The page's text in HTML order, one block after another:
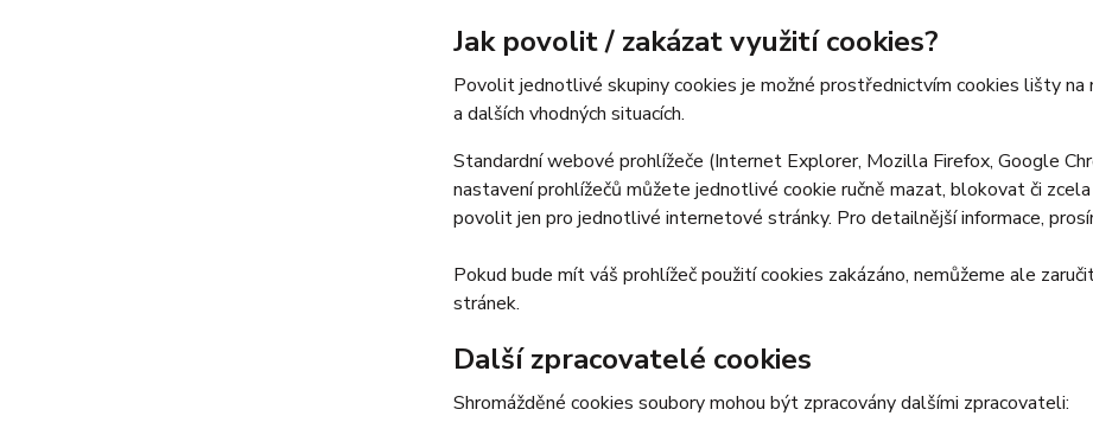
Jak povolit / zakázat využití cookies?
Povolit jednotlivé skupiny cookies je možné prostřednictvím cookies lišty na
a dalších vhodných situacích.
Standardní webové prohlížeče (Internet Explorer, Mozilla Firefox, Google
nastavení prohlížečů můžete jednotlivé cookie ručně mazat, blokovat či
povolit jen pro jednotlivé internetové stránky. Pro detailnější informace,
Pokud bude mít váš prohlížeč použití cookies zakázáno, nemůžeme ale
stránek.
Další zpracovatelé cookies
Shromážděné cookies soubory mohou být zpracovány dalšími zpracovateli: